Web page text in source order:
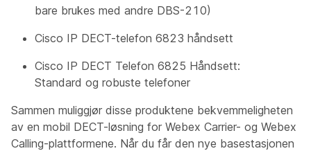
bare brukes med andre DBS-210)
Cisco IP DECT-telefon 6823 håndsett
Cisco IP DECT Telefon 6825 Håndsett:
Standard og robuste telefoner
Sammen muliggjør disse produktene bekvemmeligheten
av en mobil DECT-løsning for Webex Carrier- og Webex
Calling-plattformene. Når du får den nye basestasjonen